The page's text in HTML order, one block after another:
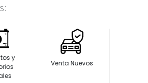
y
Venta Nuevos